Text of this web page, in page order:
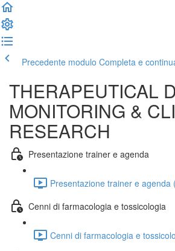
Precedente modulo Completa e
THERAPEUTICAL
MONITORING &
RESEARCH
Presentazione trainer e agenda
Presentazione trainer e agenda
Cenni di farmacologia e tossicologia
Cenni di farmacologia e